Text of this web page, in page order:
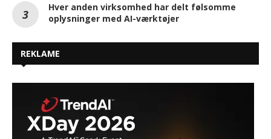
Hver anden virksomhed har delt følsomme
oplysninger med AI-værktøjer
REKLAME